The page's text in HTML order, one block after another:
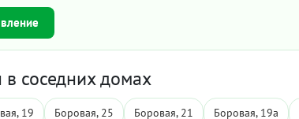
соседних домах
19 Боровая, 25 Боровая, 21 Боровая, 19а